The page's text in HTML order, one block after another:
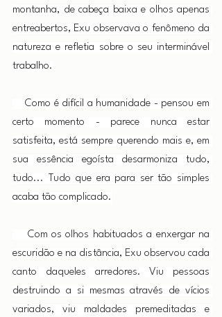
montanha, de cabeça baixa e olhos apenas
entreabertos, Exu observava o fenômeno da
natureza e refletia sobre o seu interminável
trabalho.
Como é difícil a humanidade - pensou em
certo momento - parece nunca estar
satisfeita, está sempre querendo mais e, em
sua essência egoísta desarmoniza tudo,
tudo... Tudo que era para ser tão simples
acaba tão complicado.
Com os olhos habituados a enxergar na
escuridão e na distância, Exu observou cada
canto daqueles arredores. Viu pessoas
destruindo a si mesmas através de vícios
variados, viu maldades premeditadas e